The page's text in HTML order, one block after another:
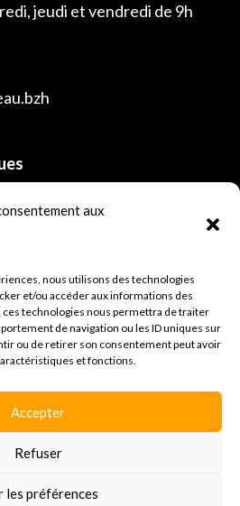
aux
nous utilisons des technologies
et/ou accéder aux informations des
ces technologies nous permettra de traiter
de navigation ou les ID uniques sur
ou de retirer son consentement peut avoir
et fonctions.
Accepter
Refuser
les préférences
jeudi et vendredi de 9h
jeudi et vendredi de 8h
à 18h et samedi